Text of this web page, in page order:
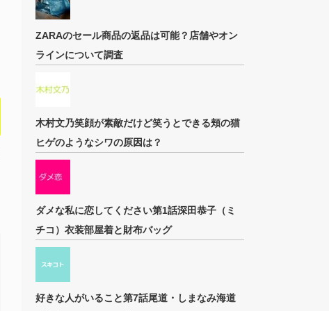
ZARAのセール商品の返品は可能？店舗やオン
ラインについて調査
木村文乃笑顔が素敵だけど笑うとできる頬の猫
ヒゲのようなシワの原因は？
ダメな私に恋してください第1話深田恭子（ミ
チコ）衣装部屋着と財布バッグ
好きな人がいること第7話尾道・しまなみ海道